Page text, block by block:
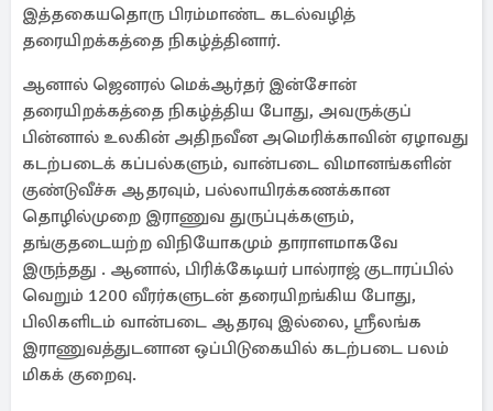
இத்தகையதொரு பிரம்மாண்ட கடல்வழித்
தரையிறக்கத்தை நிகழ்த்தினார்.
ஆனால் ஜெனரல் மெக்ஆர்தர் இன்சோன்
தரையிறக்கத்தை நிகழ்த்திய போது, அவருக்குப்
பின்னால் உலகின் அதிநவீன அமெரிக்காவின் ஏழாவது
கடற்படைக் கப்பல்களும், வான்படை விமானங்களின்
குண்டுவீச்சு ஆதரவும், பல்லாயிரக்கணக்கான
தொழில்முறை இராணுவ துருப்புக்களும்,
தங்குதடையற்ற விநியோகமும் தாராளமாகவே
இருந்தது . ஆனால், பிரிக்கேடியர் பால்ராஜ் குடாரப்பில்
வெறும் 1200 வீரர்களுடன் தரையிறங்கிய போது,
பிலிகளிடம் வான்படை ஆதரவு இல்லை, ஶ்ரீலங்க
இராணுவத்துடனான ஒப்பிடுகையில் கடற்படை பலம்
மிகக் குறைவு.